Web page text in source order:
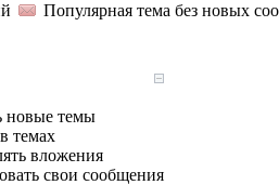
Популярная тема без новых
новые темы
темах
вложения
свои сообщения